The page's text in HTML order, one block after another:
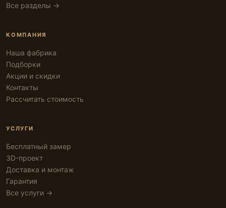
Все разделы →
КОМПАНИЯ
Наша фабрика
Подборки
Акции и скидки
Контакты
Рассчитать стоимость
УСЛУГИ
Бесплатный замер
3D-проект
Доставка и монтаж
Гарантия
Все услуги →